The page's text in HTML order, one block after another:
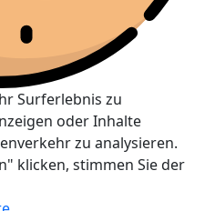
Surferlebnis zu
oder Inhalte
zu analysieren.
klicken, stimmen Sie der